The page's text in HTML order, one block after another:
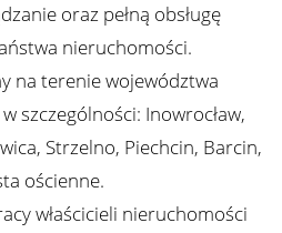
firmie
oraz pełną obsługę
nieruchomości.
na terenie województwa
szczególności: Inowrocław,
Strzelno, Piechcin, Barcin,
ościenne.
właścicieli nieruchomości